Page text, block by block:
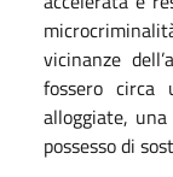
vicinanze
fossero circa
alloggiate,
possesso di